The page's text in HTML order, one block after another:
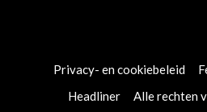
Privacy- en cookiebeleid
Headliner
Alle rechten